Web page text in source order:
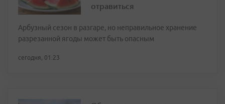
отравиться
Арбузный сезон в разгаре, но неправильное хранение
разрезанной ягоды может быть опасным
сегодня, 01:23